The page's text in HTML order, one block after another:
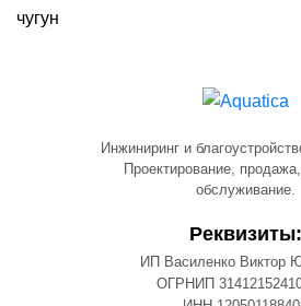
чугун
Инжиниринг и
Проектирование,
обслуживание.
Реквизиты:
ИП Василенко Виктор
ОГРНИП